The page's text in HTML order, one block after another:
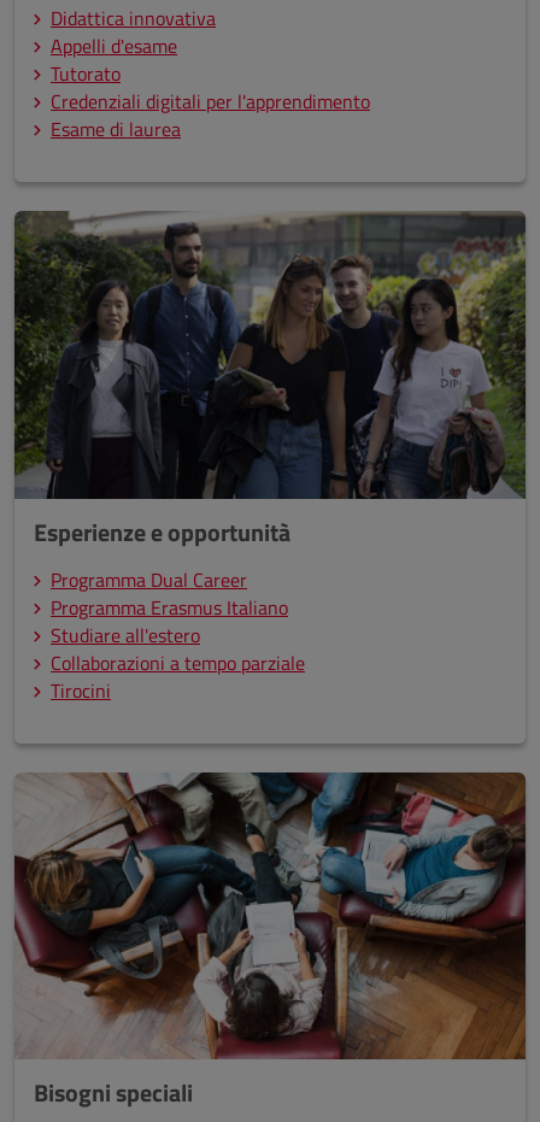
Didattica innovativa
Appelli d'esame
Tutorato
Credenziali digitali per l'apprendimento
Esame di laurea
Esperienze e opportunità
Programma Dual Career
Programma Erasmus Italiano
Studiare all'estero
Collaborazioni a tempo parziale
Tirocini
Bisogni speciali